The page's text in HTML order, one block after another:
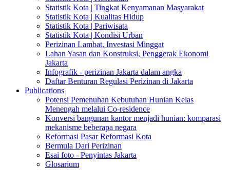
Statistik Kota | Tingkat Kenyamanan Masyarakat
Statistik Kota | Kualitas Hidup
Statistik Kota | Pariwisata
Statistik Kota | Kondisi Urban
Perizinan Lambat, Investasi Minggat
Lahan Yasan dan Konstruksi, Penggerak Ekonomi
Jakarta
Infografik - perizinan Jakarta dalam angka
Daftar Benturan Regulasi Perizinan di Jakarta
Publications
Potensi Pemenuhan Kebutuhan Hunian Kelas
Menengah melalui Co-residence
Konversi bangunan kantor menjadi hunian: komparasi
mekanisme beberapa negara
Reformasi Pasar Reformasi Kota
Bermula Dari Perizinan
Esai foto - Penyintas Jakarta
Glosarium